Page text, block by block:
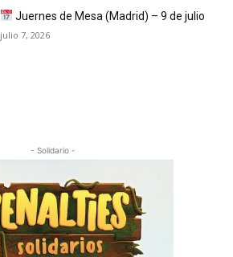
Juernes de Mesa (Madrid) – 9 de julio
julio 7, 2026
- Solidario -